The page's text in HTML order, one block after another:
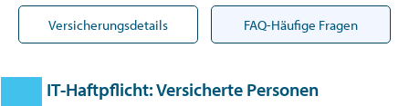
Versicherungsdetails FAQ-Häufige Fragen
IT-Haftpflicht: Versicherte Personen